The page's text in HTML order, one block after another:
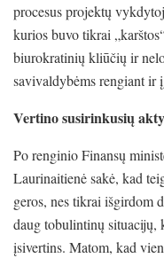
procesus projektų
kurios buvo tikrai
biurokratinių kliūčių ir
savivaldybėms rengiant ir
Vertino susirinkusių
Po renginio Finansų
Laurinaitienė sakė, kad
geros, nes tikrai išgirdom
daug tobulintinų situacijų,
įsivertins. Matom, kad